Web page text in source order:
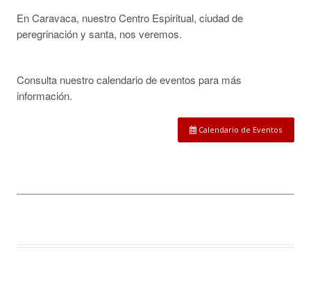
En Caravaca, nuestro Centro Espiritual, ciudad de
peregrinación y santa, nos veremos.
Consulta nuestro calendario de eventos para más
información.
Calendario de Eventos